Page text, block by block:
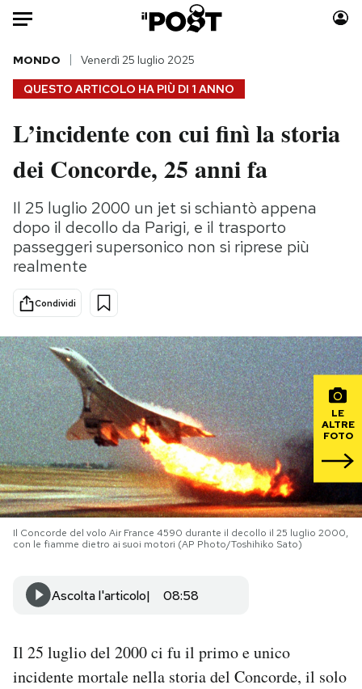
Auto
HOME
Italia
Politica
Tecnologia
Internet
Scienza
Cultura
Economia
Moda
Consumismi
Storie/Idee
Ok Boomer!
Media
PODCAST
NEWSLETTER
I MIEI PREFERITI
CALENDARIO
AREA PERSONALE
QUESTO ARTICOLO HA PIÙ DI 1 ANNO
MONDO Venerdì 25 luglio 2025
L’incidente con cui finì la storia
dei Concorde, 25 anni fa
Il 25 luglio 2000 un jet si schiantò appena
dopo il decollo da Parigi, e il trasporto
passeggeri supersonico non si riprese più
realmente
Condividi
LE
ALTRE
FOTO
Il Concorde del volo Air France 4590 durante il decollo il 25 luglio 2000,
con le fiamme dietro ai suoi motori (AP Photo/Toshihiko Sato)
Ascolta l'articolo 08:58
Il 25 luglio del 2000 ci fu il primo e unico
incidente mortale nella storia del Concorde, il solo